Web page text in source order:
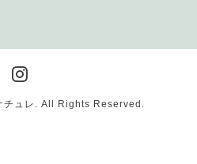
チュレ . All Rights Reserved.